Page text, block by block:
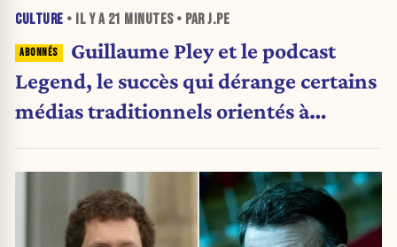
CULTURE • IL Y A 21 MINUTES• PAR J.PE
Guillaume Pley et le podcast
Legend, le succès qui dérange certains
médias traditionnels orientés à